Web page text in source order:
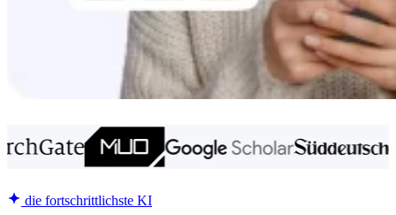
die fortschrittlichste KI